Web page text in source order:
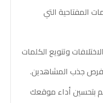
المفتاحية التي
وتنويع الكلمات
فرص جذب المشاهدين.
بتحسين أداء موقعك